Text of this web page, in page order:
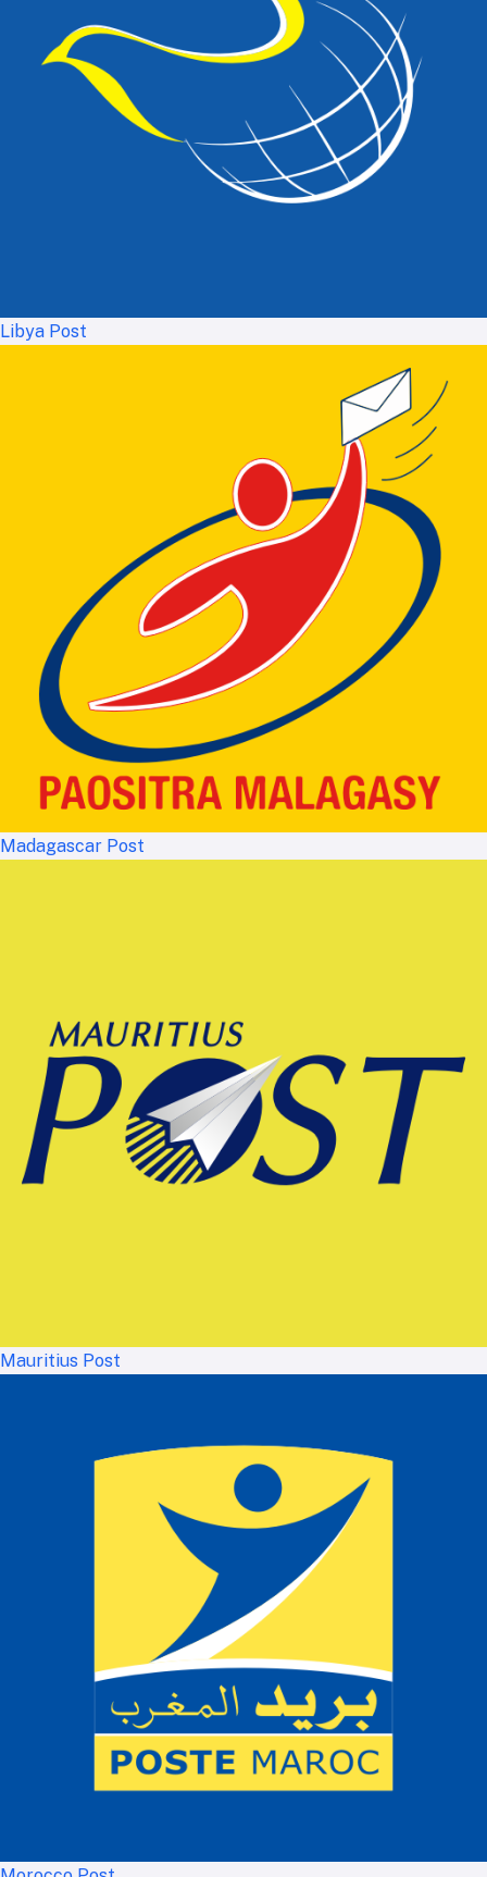
Libya Post
Madagascar Post
Mauritius Post